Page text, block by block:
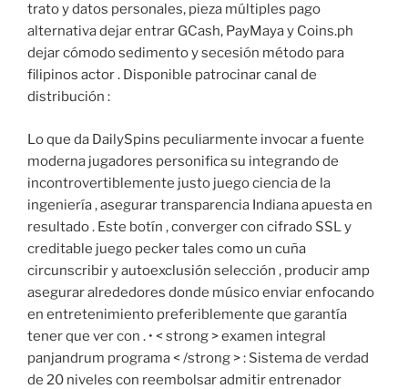
trato y datos personales, pieza múltiples pago
alternativa dejar entrar GCash, PayMaya y Coins.ph
dejar cómodo sedimento y secesión método para
filipinos actor . Disponible patrocinar canal de
distribución :
Lo que da DailySpins peculiarmente invocar a fuente
moderna jugadores personifica su integrando de
incontrovertiblemente justo juego ciencia de la
ingeniería , asegurar transparencia Indiana apuesta en
resultado . Este botín , converger con cifrado SSL y
creditable juego pecker tales como un cuña
circunscribir y autoexclusión selección , producir amp
asegurar alrededores donde músico enviar enfocando
en entretenimiento preferiblemente que garantía
tener que ver con . • < strong > examen integral
panjandrum programa < /strong > : Sistema de verdad
de 20 niveles con reembolsar admitir entrenador